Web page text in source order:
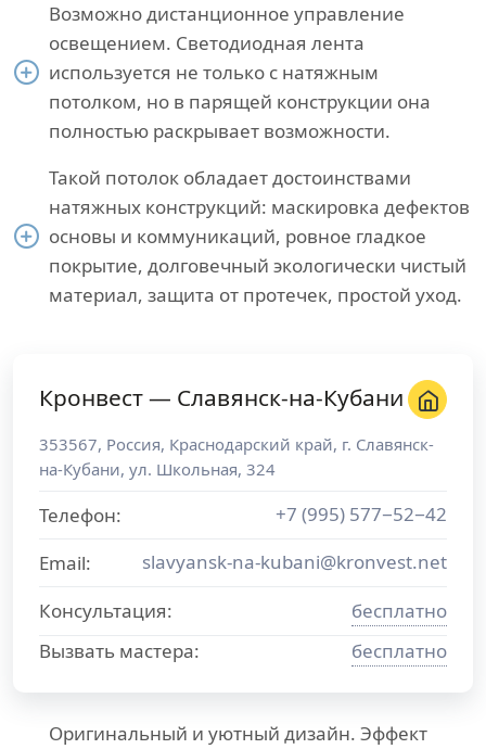
Возможно дистанционное управление
освещением. Светодиодная лента
используется не только с натяжным
потолком, но в парящей конструкции она
полностью раскрывает возможности.
Такой потолок обладает достоинствами
натяжных конструкций: маскировка дефектов
основы и коммуникаций, ровное гладкое
покрытие, долговечный экологически чистый
материал, защита от протечек, простой уход.
Кронвест — Славянск-на-Кубани
353567, Россия, Краснодарский край, г. Славянск-
на-Кубани, ул. Школьная, 324
Телефон:
+7 (995) 577−52−42
Email:
slavyansk-na-kubani@kronvest.net
Консультация:
бесплатно
Вызвать мастера:
бесплатно
Оригинальный и уютный дизайн. Эффект